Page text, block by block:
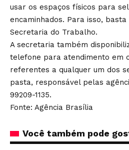
usar os espaços físicos para
encaminhados. Para isso, basta
Secretaria do Trabalho.
A secretaria também
telefone para atendimento em
referentes a qualquer um dos
pasta, responsável pelas
99209-1135.
Fonte: Agência Brasília
Você também pode